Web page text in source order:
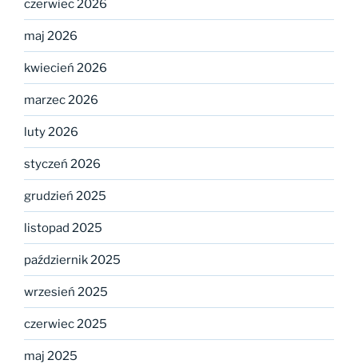
czerwiec 2026
maj 2026
kwiecień 2026
marzec 2026
luty 2026
styczeń 2026
grudzień 2025
listopad 2025
październik 2025
wrzesień 2025
czerwiec 2025
maj 2025